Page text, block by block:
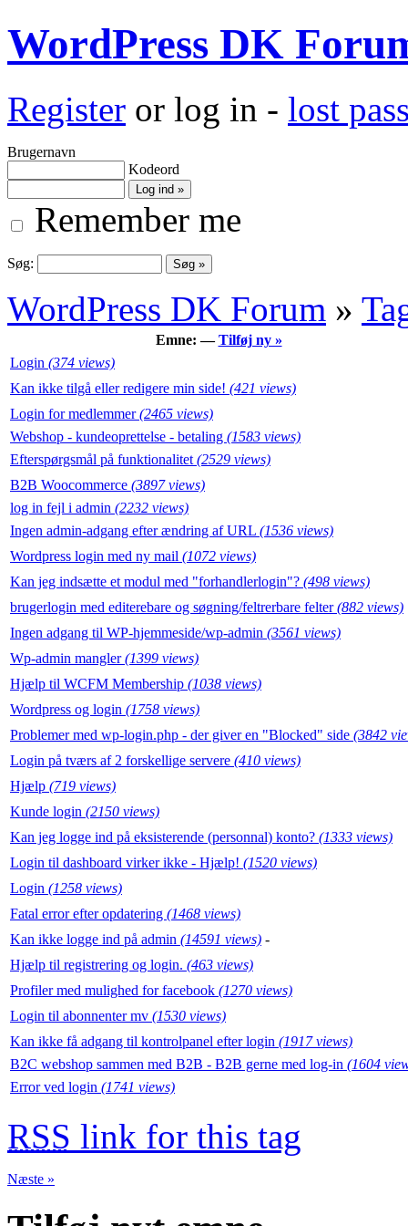
WordPress DK
Register or log in - lost
Brugernavn
Kodeord
Remember me
Søg:
WordPress DK Forum »
Emne: —Tilføj ny »
Login (374 views)
Kan ikke tilgå eller redigere min side! (421 views)
Login for medlemmer(2465 views)
Webshop - kundeoprettelse - betaling (1583 views)
Efterspørgsmål på funktionalitet (2529 views)
B2B Woocommerce (3897 views)
log in fejl i admin (2232 views)
Ingen admin-adgang efter ændring af URL (1536 views)
Wordpress login med ny mail (1072 views)
Kan jeg indsætte et modul med "forhandlerlogin"? (498 views)
brugerlogin med editerebare og søgning/feltrerbare felter(882 views)
Ingen adgang til WP-hjemmeside/wp-admin (3561 views)
Wp-admin mangler(1399 views)
Hjælp til WCFM Membership (1038 views)
Wordpress og login (1758 views)
Problemer med wp-login.php - der giver en "Blocked" side (3842
Login på tværs af 2 forskellige servere (410 views)
Hjælp (719 views)
Kunde login (2150 views)
Kan jeg logge ind på eksisterende (personnal) konto? (1333 views)
Login til dashboard virker ikke - Hjælp! (1520 views)
Login (1258 views)
Fatal error efter opdatering (1468 views)
Kan ikke logge ind på admin (14591 views) -
Hjælp til registrering og login. (463 views)
Profiler med mulighed for facebook (1270 views)
Login til abonnenter mv (1530 views)
Kan ikke få adgang til kontrolpanel efter login (1917 views)
B2C webshop sammen med B2B - B2B gerne med log-in (1604
Error ved login (1741 views)
RSS link for this tag
Næste »